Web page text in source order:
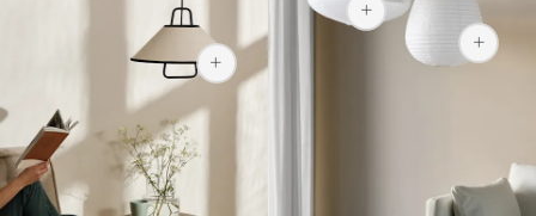
₩199,900